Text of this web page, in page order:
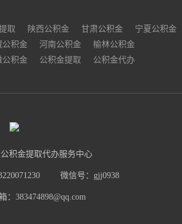
取 陕西公积金 甘肃公积金
宁夏公积金
公积金 河南公积金
榆林公积金
公积金 公积金提取
公积金代办
积金提取代办服务中心
微信号：gjj0938
：383474898@qq.com